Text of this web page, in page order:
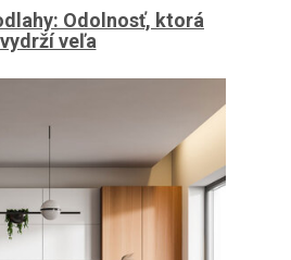
Odolnosť, ktorá
vydrží veľa